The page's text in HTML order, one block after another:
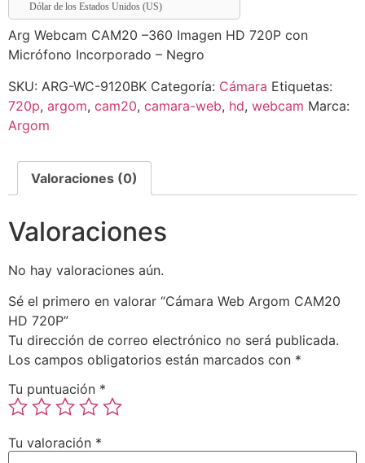
Dólar de los Estados Unidos (US)
Arg Webcam CAM20 –360 Imagen HD 720P con
Micrófono Incorporado – Negro
SKU: ARG-WC-9120BK Categoría: Cámara Etiquetas:
720p, argom, cam20, camara-web, hd, webcam Marca:
Argom
Valoraciones (0)
Valoraciones
No hay valoraciones aún.
Sé el primero en valorar “Cámara Web Argom CAM20
HD 720P”
Tu dirección de correo electrónico no será publicada.
Los campos obligatorios están marcados con *
Tu puntuación *
Tu valoración *